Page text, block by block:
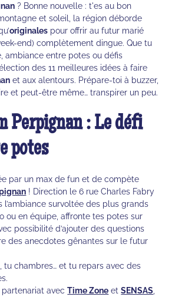
? Bonne nouvelle : t'es au bon
et soleil, la région déborde
originales pour offrir au futur marié
end) complètement dingue. Que tu
ambiance entre potes ou défis
des 11 meilleures idées à faire
et aux alentours. Prépare-toi à buzzer,
et peut-être même… transpirer un peu.
Perpignan : Le défi
potes
par un max de fun et de compète
! Direction le 6 rue Charles Fabry
survoltée des plus grands
ou en équipe, affronte tes potes sur
possibilité d’ajouter des questions
des anecdotes gênantes sur le futur
tu chambres… et tu repars avec des
partenariat avecTime Zone etSENSAS